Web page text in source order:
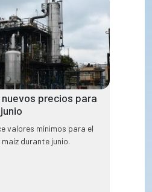
precios para
valores mínimos para el
durante junio.